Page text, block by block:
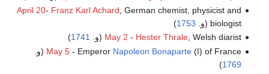
April 20- Franz Karl Achard , German chemist, physicist and
biologist (و.
1753
)
May 2 - Hester Thrale, Welsh diarist (و. 1741
)
May 5- Emperor Napoleon Bonaparte(I) of France (و.
1769
)